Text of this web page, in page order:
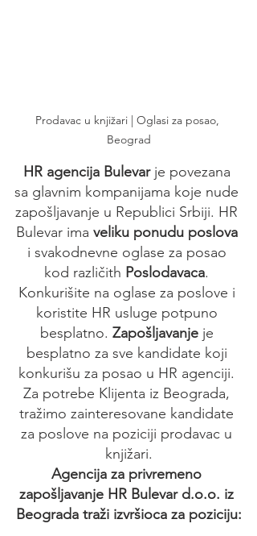
Prodavac u knjižari | Oglasi za posao,
Beograd
HR agencija Bulevar je povezana
sa glavnim kompanijama koje nude
zapošljavanje u Republici Srbiji. HR
Bulevar ima veliku ponudu poslova
i svakodnevne oglase za posao
kod različith Poslodavaca.
Konkurišite na oglase za poslove i
koristite HR usluge potpuno
besplatno. Zapošljavanje je
besplatno za sve kandidate koji
konkurišu za posao u HR agenciji.
Za potrebe Klijenta iz Beograda,
tražimo zainteresovane kandidate
za poslove na poziciji prodavac u
knjižari.
Agencija za privremeno
zapošljavanje HR Bulevar d.o.o. iz
Beograda traži izvršioca za poziciju: